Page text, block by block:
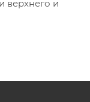
верхнего и